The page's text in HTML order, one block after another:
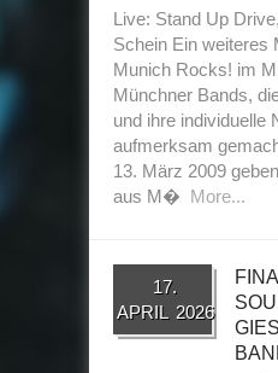
Live: Stand Up
Schein Ein weiteres
Munich Rocks! im
Münchner Bands,
und ihre individuelle
aufmerksam
13. März 2009
aus M� More...
17.
APRIL 2026